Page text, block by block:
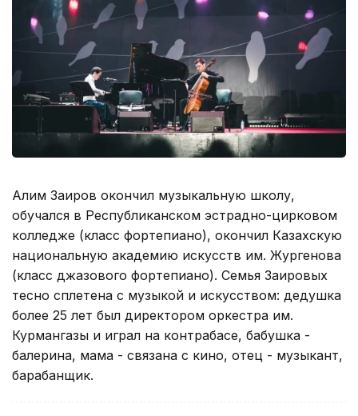
Алим Заиров окончил музыкальную школу,
обучался в Республиканском эстрадно-цирковом
колледже (класс фортепиано), окончил Казахскую
национальную академию искусств им. Жургенова
(класс джазового фортепиано). Семья Заировых
тесно сплетена с музыкой и искусством: дедушка
более 25 лет был директором оркестра им.
Курмангазы и играл на контрабасе, бабушка -
балерина, мама - связана с кино, отец - музыкант,
барабанщик.